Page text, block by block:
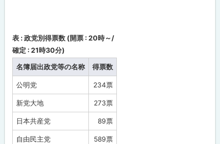
比
例
代
表
選
議
員
選
挙
開
票
結
果
表 : 政党別得票数 (開票 : 20時～/
確定 : 21時30分)
名簿届出政党等の名称 得票数
公明党 234票
新党大地 273票
日本共産党 89票
自由民主党 589票